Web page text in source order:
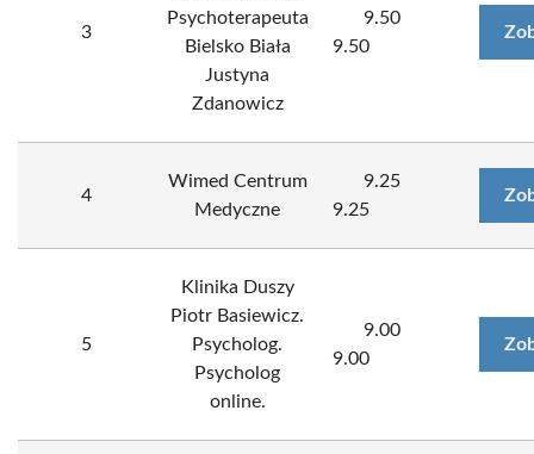
3
Psychoterapeuta
Bielsko Biała
Justyna
Zdanowicz
9.50
9.50
4
Wimed Centrum
Medyczne
9.25
9.25
5
Klinika Duszy
Piotr Basiewicz.
Psycholog.
Psycholog
online.
9.00
9.00